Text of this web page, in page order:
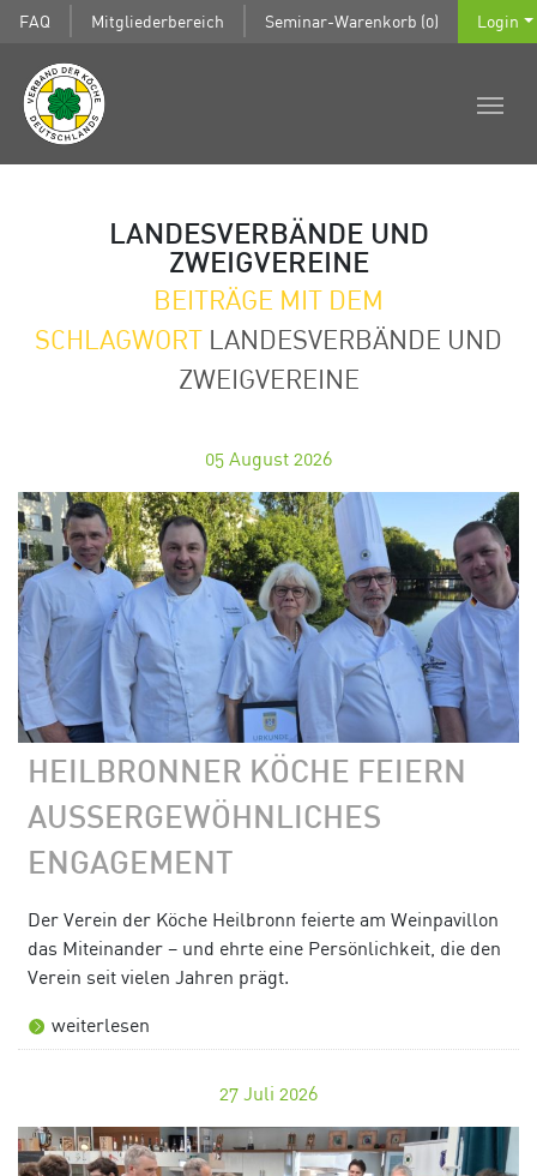
FAQ Mitgliederbereich Seminar-Warenkorb (0) Login
LANDESVERBÄNDE UND
ZWEIGVEREINE
BEITRÄGE MIT DEM
SCHLAGWORT LANDESVERBÄNDE UND
ZWEIGVEREINE
05 August 2026
HEILBRONNER KÖCHE FEIERN
AUSSERGEWÖHNLICHES E
NGAGEMENT
Der Verein der Köche Heilbronn feierte am Weinpavillon
das Miteinander – und ehrte eine Persönlichkeit, die den
Verein seit vielen Jahren prägt.
weiterlesen
27 Juli 2026